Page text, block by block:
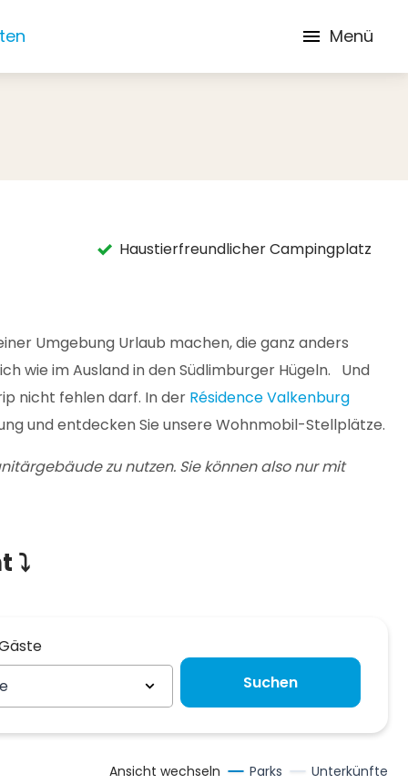
Menü
Haustierfreundlicher Campingplatz
Umgebung Urlaub machen, die ganz anders
wie im Ausland in den Südlimburger Hügeln. Und
nicht fehlen darf. In der Résidence Valkenburg
und entdecken Sie unsere Wohnmobil-Stellplätze.
zu nutzen. Sie können also nur mit
⤵
Suchen
Ansicht wechseln Parks Unterkünfte